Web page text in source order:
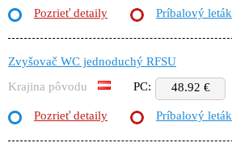
Pozrieť detaily Príbalový leták
Zvyšovač WC jednoduchý RFSU
Krajina pôvodu
PC: 48.92 €
Pozrieť detaily Príbalový leták